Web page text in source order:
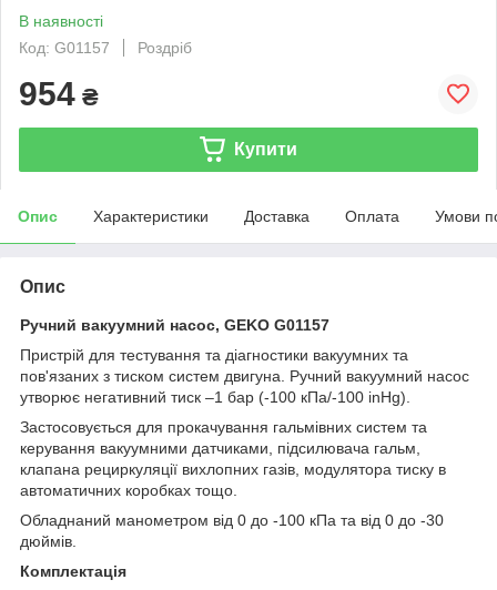
В наявності
Код: G01157
Роздріб
954 ₴
Купити
Опис Характеристики Доставка Оплата Умови
Опис
Ручний вакуумний насос, GEKO G01157
Пристрій для тестування та діагностики вакуумних та
пов'язаних з тиском систем двигуна. Ручний вакуумний насос
утворює негативний тиск –1 бар (-100 кПа/-100 inHg).
Застосовується для прокачування гальмівних систем та
керування вакуумними датчиками, підсилювача гальм,
клапана рециркуляції вихлопних газів, модулятора тиску в
автоматичних коробках тощо.
Обладнаний манометром від 0 до -100 кПа та від 0 до -30
дюймів.
Комплектація